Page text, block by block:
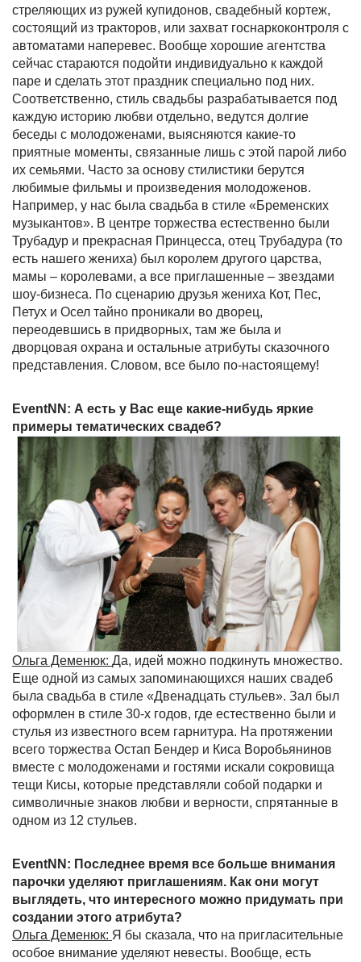
стреляющих из ружей купидонов, свадебный кортеж,
состоящий из тракторов, или захват госнаркоконтроля с
автоматами наперевес. Вообще хорошие агентства
сейчас стараются подойти индивидуально к каждой
паре и сделать этот праздник специально под них.
Соответственно, стиль свадьбы разрабатывается под
каждую историю любви отдельно, ведутся долгие
беседы с молодоженами, выясняются какие-то
приятные моменты, связанные лишь с этой парой либо
их семьями. Часто за основу стилистики берутся
любимые фильмы и произведения молодоженов.
Например, у нас была свадьба в стиле «Бременских
музыкантов». В центре торжества естественно были
Трубадур и прекрасная Принцесса, отец Трубадура (то
есть нашего жениха) был королем другого царства,
мамы – королевами, а все приглашенные – звездами
шоу-бизнеса. По сценарию друзья жениха Кот, Пес,
Петух и Осел тайно проникали во дворец,
переодевшись в придворных, там же была и
дворцовая охрана и остальные атрибуты сказочного
представления. Словом, все было по-настоящему!
EventNN: А есть у Вас еще какие-нибудь яркие
примеры тематических свадеб?
Ольга Деменюк: Да, идей можно подкинуть множество.
Еще одной из самых запоминающихся наших свадеб
была свадьба в стиле «Двенадцать стульев». Зал был
оформлен в стиле 30-х годов, где естественно были и
стулья из известного всем гарнитура. На протяжении
всего торжества Остап Бендер и Киса Воробьянинов
вместе с молодоженами и гостями искали сокровища
тещи Кисы, которые представляли собой подарки и
символичные знаков любви и верности, спрятанные в
одном из 12 стульев.
EventNN: Последнее время все больше внимания
парочки уделяют приглашениям. Как они могут
выглядеть, что интересного можно придумать при
создании этого атрибута?
Ольга Деменюк: Я бы сказала, что на пригласительные
особое внимание уделяют невесты. Вообще, есть